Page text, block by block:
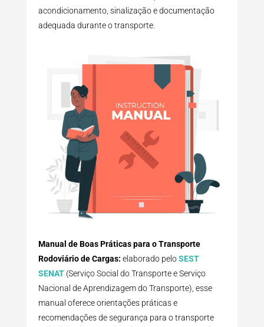
acondicionamento, sinalização e documentação
adequada durante o transporte.
Manual de Boas Práticas para o Transporte
Rodoviário de Cargas: elaborado peloSEST
SENAT(Serviço Social do Transporte e Serviço
Nacional de Aprendizagem do Transporte), esse
manual oferece orientações práticas e
recomendações de segurança para o transporte